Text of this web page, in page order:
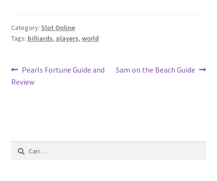
Category: Slot Online
Tags: billiards, players, world
Navigasi
pos
Previous
post:
Pearls Fortune Guide and
Review
Next
Sam on the Beach Guide
Cari
untuk: